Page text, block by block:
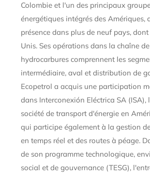
Colombie et l'un des principaux
énergétiques intégrés des Amériques,
présence dans plus de neuf pays,
Unis. Ses opérations dans la chaîne
hydrocarbures comprennent les
intermédiaire, aval et distribution de
Ecopetrol a acquis une participation
dans Interconexión Eléctrica SA (ISA),
société de transport d'énergie en
qui participe également à la gestion
en temps réel et des routes à péage.
de son programme technologique,
social et de gouvernance (TESG),